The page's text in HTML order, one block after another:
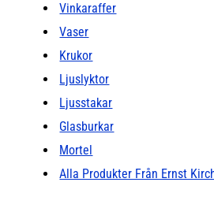
Vinkaraffer
Vaser
Krukor
Ljuslyktor
Ljusstakar
Glasburkar
Mortel
Alla Produkter Från Ernst